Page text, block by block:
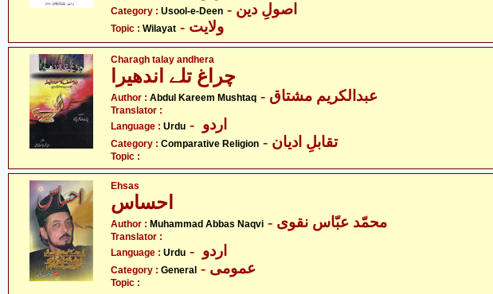
Category : Usool-e-Deen - اصولِ دین
Topic : Wilayat - ولایت
Charagh talay andhera
چراغ تلے اندھیرا
Author : Abdul Kareem Mushtaq - عبدالکریم مشتاق
Translator :
Language : Urdu
Category : Comparative Religion - تقابلِ ادیان
Topic :
Ehsas
احساس
Author : Muhammad Abbas Naqvi - محمّد عبّاس نقوی
Translator :
Language : Urdu
Category : General - عمومی
Topic :